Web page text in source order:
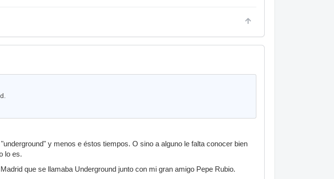
y menos e éstos tiempos. O sino a alguno le falta conocer bien
lo es.
que se llamaba Underground junto con mi gran amigo Pepe Rubio.